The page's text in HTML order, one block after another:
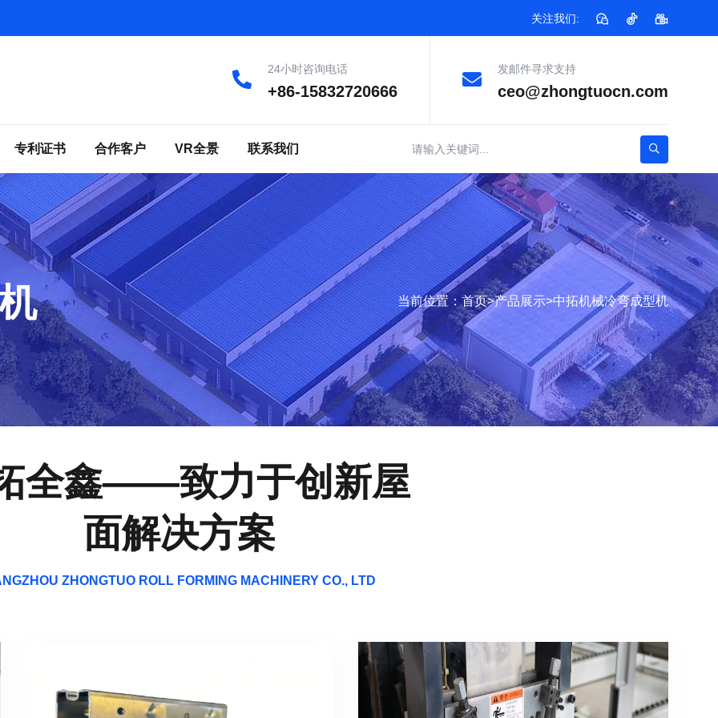
关注我们:
24小时咨询电话
+86-15832720666
发邮件寻求支持
ceo@zhongtuocn.com
专利证书 合作客户 VR全景 联系我们
当前位置：首页>产品展示>中拓机械冷弯成型机
全鑫——致力于创新屋
面解决方案
ZHONGTUO ROLL FORMING MACHINERY CO., LTD